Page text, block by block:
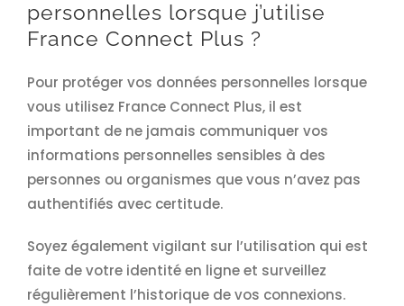
personnelles lorsque j’utilise
France Connect Plus ?
Pour protéger vos données personnelles lorsque
vous utilisez France Connect Plus, il est
important de ne jamais communiquer vos
informations personnelles sensibles à des
personnes ou organismes que vous n’avez pas
authentifiés avec certitude.
Soyez également vigilant sur l’utilisation qui est
faite de votre identité en ligne et surveillez
régulièrement l’historique de vos connexions.